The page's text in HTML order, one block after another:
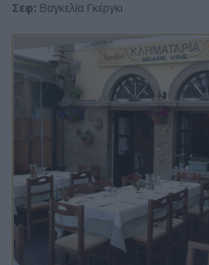
Σεφ: Βαγκελία Γκέργκι